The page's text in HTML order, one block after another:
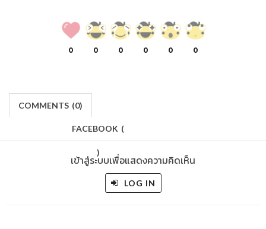
0 0 0 0 0 0
COMMENTS (0)
FACEBOOK (
)
เข้าสู่ระบบเพื่อแสดงความคิดเห็น
LOG IN